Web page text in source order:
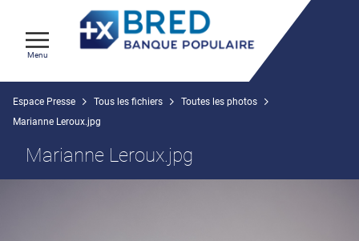
Menu
Espace Presse Tous les fichiers
Toutes les photos
Marianne Leroux.jpg
Marianne Leroux.jpg